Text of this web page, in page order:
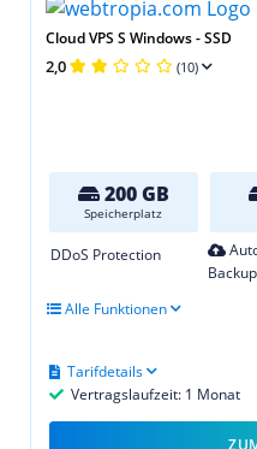
Cloud VPS S Windows - SSD
2,0 (10)
200 GB
Speicherplatz
DDoS Protection
Backup
Alle Funktionen
Vertragslaufzeit: 1 Monat
Tarifdetails